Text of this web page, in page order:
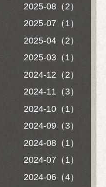
2025-08（2）
2025-07（1）
2025-04（2）
2025-03（1）
2024-12（2）
2024-11（3）
2024-10（1）
2024-09（3）
2024-08（1）
2024-07（1）
2024-06（4）